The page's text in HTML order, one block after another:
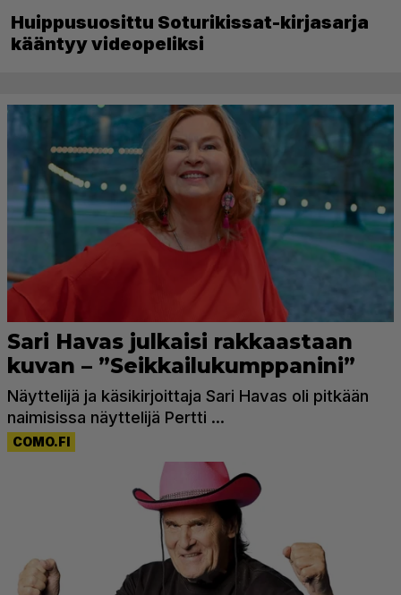
Huippusuosittu Soturikissat-kirjasarja
kääntyy videopeliksi